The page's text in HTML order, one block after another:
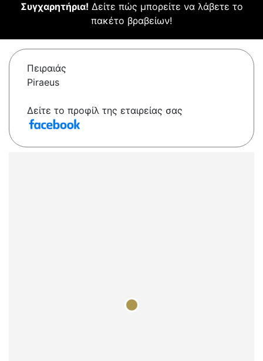
Συγχαρητήρια! Δείτε πώς μπορείτε να λάβετε το
πακέτο βραβείων!
Πειραιάς
Piraeus
Δείτε το προφίλ της εταιρείας σας